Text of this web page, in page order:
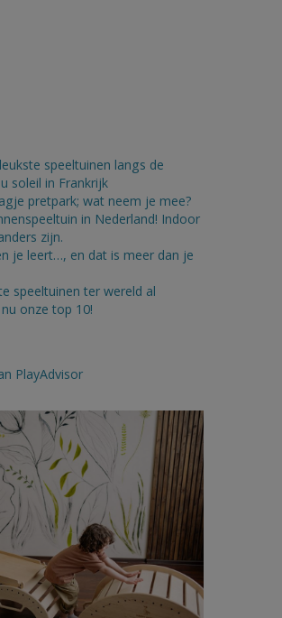
speeltuinen langs de
soleil in Frankrijk
pretpark; wat neem je mee?
in Nederland! Indoor
zijn.
je leert…, en dat is meer dan je
speeltuinen ter wereld al
onze top 10!
PlayAdvisor